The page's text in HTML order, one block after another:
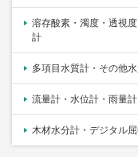
溶存酸素・濁度・透視
計
多項目水質計・その他
流量計・水位計・雨量計
木材水分計・デジタル